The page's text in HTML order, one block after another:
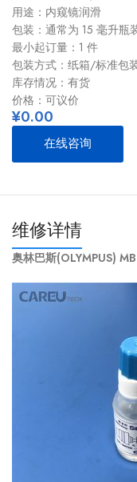
用途：内窥镜润滑
包装：通常为 15 毫升瓶
最小起订量：1 件
包装方式：纸箱/标准包
库存情况：有货
价格：可议价
¥0.00
在线咨询
维修详情
奥林巴斯(OLYMPUS)